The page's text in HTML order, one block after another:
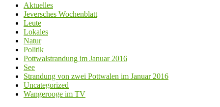
Aktuelles
Jeversches Wochenblatt
Leute
Lokales
Natur
Politik
Pottwalstrandung im Januar 2016
See
Strandung von zwei Pottwalen im Januar 2016
Uncategorized
Wangerooge im TV